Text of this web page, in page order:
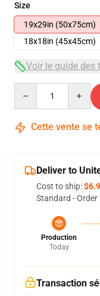
Size
19x29in (50x75cm)
18x18in (45x45cm)
Voir le guide des
Cette vente se
Deliver to
Cost to ship:
Standard -
Production
Today
Transaction